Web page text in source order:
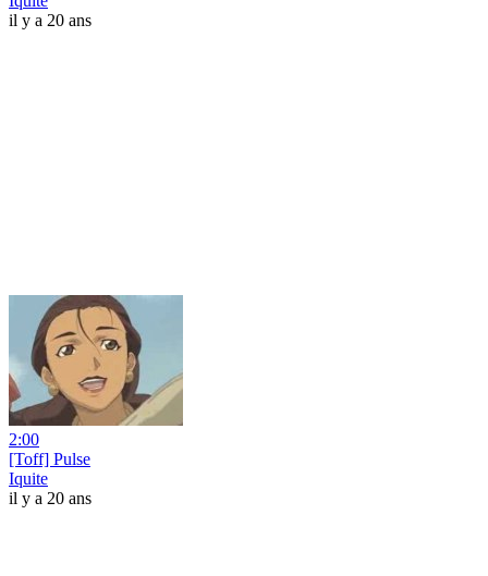
il y a 20 ans
2:00
[Toff] Pulse
Iquite
il y a 20 ans